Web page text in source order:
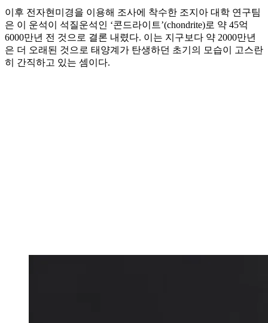
이후 전자현미경을 이용해 조사에 착수한 조지아 대학 연구팀
은 이 운석이 석질운석인 ‘콘드라이트’(chondrite)로 약 45억
6000만년 전 것으로 결론 내렸다. 이는 지구보다 약 2000만년
은 더 오래된 것으로 태양계가 탄생하던 초기의 모습이 고스란
히 간직하고 있는 셈이다.